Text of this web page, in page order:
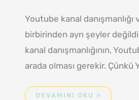
Youtube kanal danışmanlığı
birbirinden ayrı şeyler
kanal danışmanlığının,
arada olması gerekir. Çünkü
DEVAMINI OKU »